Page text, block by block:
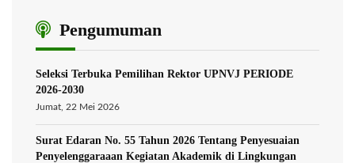
Pengumuman
Seleksi Terbuka Pemilihan Rektor UPNVJ PERIODE
2026-2030
Jumat, 22 Mei 2026
Surat Edaran No. 55 Tahun 2026 Tentang Penyesuaian
Penyelenggaraaan Kegiatan Akademik di Lingkungan